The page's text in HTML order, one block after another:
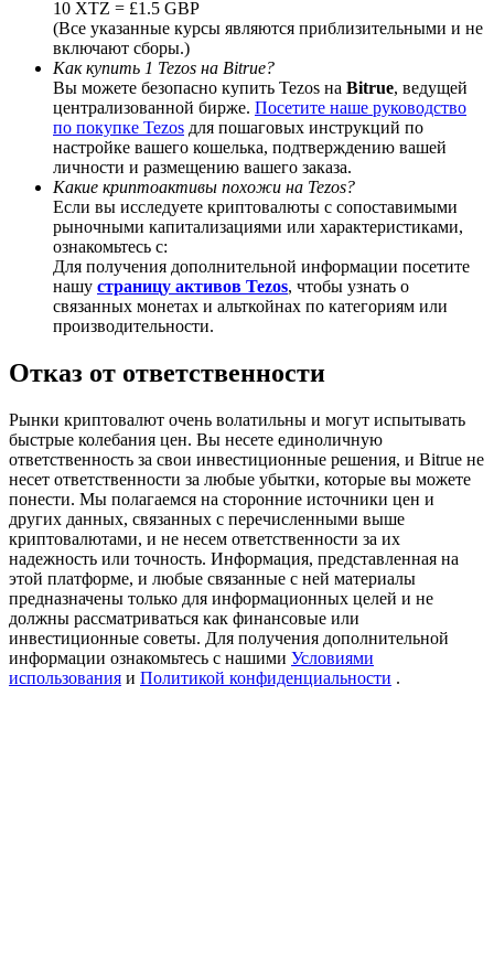
Deposit CASHCAT & Win
Share 500000 CASHCAT prize pool
Exclusive for BitMart Users
Register & Trade to Win 500,000 USDT
Precious Metals Trading Carnival
USDT New User Exclusive 10% APR
USDT Flexible Staking | Daily Rewards
New Listing Futures Fest
Trade New Futures, Win 200,000 USDT
10 XTZ = £1.5 GBP
(Все указанные курсы являются приблизительными и не
включают сборы.)
Как купить 1 Tezos на Bitrue?
Вы можете безопасно купить Tezos на Bitrue, ведущей
централизованной бирже. Посетите наше руководство
по покупке Tezos для пошаговых инструкций по
настройке вашего кошелька, подтверждению вашей
личности и размещению вашего заказа.
Какие криптоактивы похожи на Tezos?
Если вы исследуете криптовалюты с сопоставимыми
рыночными капитализациями или характеристиками,
ознакомьтесь с:
Для получения дополнительной информации посетите
нашу страницу активов Tezos, чтобы узнать о
связанных монетах и альткойнах по категориям или
производительности.
Отказ от ответственности
Рынки криптовалют очень волатильны и могут испытывать
быстрые колебания цен. Вы несете единоличную
ответственность за свои инвестиционные решения, и Bitrue не
несет ответственности за любые убытки, которые вы можете
понести. Мы полагаемся на сторонние источники цен и
других данных, связанных с перечисленными выше
криптовалютами, и не несем ответственности за их
надежность или точность. Информация, представленная на
этой платформе, и любые связанные с ней материалы
предназначены только для информационных целей и не
должны рассматриваться как финансовые или
инвестиционные советы. Для получения дополнительной
информации ознакомьтесь с нашими Условиями
использования и Политикой конфиденциальности .